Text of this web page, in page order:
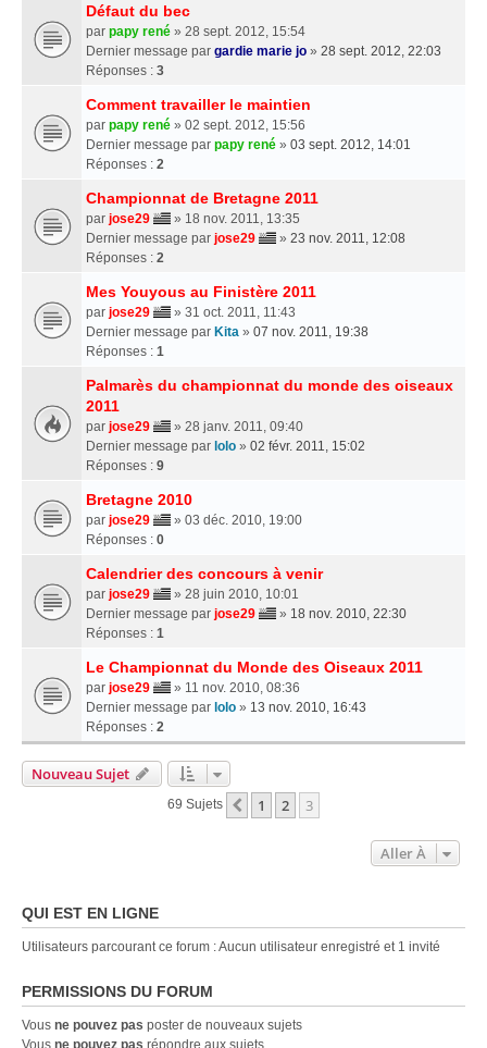
Défaut du bec
par papy rené » 28 sept. 2012, 15:54
Dernier message par gardie marie jo » 28 sept. 2012, 22:03
Réponses : 3
Comment travailler le maintien
par papy rené » 02 sept. 2012, 15:56
Dernier message par papy rené » 03 sept. 2012, 14:01
Réponses : 2
Championnat de Bretagne 2011
par jose29
» 18 nov. 2011, 13:35
Dernier message par jose29 » 23 nov. 2011, 12:08
Réponses : 2
Mes Youyous au Finistère 2011
par jose29
» 31 oct. 2011, 11:43
Dernier message par Kita » 07 nov. 2011, 19:38
Réponses : 1
Palmarès du championnat du monde des oiseaux
2011
par jose29
» 28 janv. 2011, 09:40
Dernier message par lolo » 02 févr. 2011, 15:02
Réponses : 9
Bretagne 2010
par jose29
» 03 déc. 2010, 19:00
Réponses : 0
Calendrier des concours à venir
par jose29
» 28 juin 2010, 10:01
Dernier message par jose29 » 18 nov. 2010, 22:30
Réponses : 1
Le Championnat du Monde des Oiseaux 2011
par jose29
» 11 nov. 2010, 08:36
Dernier message par lolo » 13 nov. 2010, 16:43
Réponses : 2
Nouveau Sujet
69 Sujets Précédente
1 2 3
Aller À
QUI EST EN LIGNE
Utilisateurs parcourant ce forum : Aucun utilisateur enregistré et 1 invité
PERMISSIONS DU FORUM
Vous ne pouvez pas poster de nouveaux sujets
Vous ne pouvez pas répondre aux sujets